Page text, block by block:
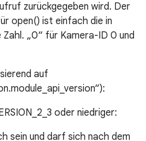
zurückgegeben wird. Der
open() ist einfach die in
„0“ für Kamera-ID 0 und
auf
oder niedriger:
sein und darf sich nach dem